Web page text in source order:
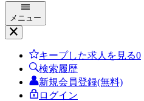
メニュー
キープした求人を見る0
検索履歴
新規会員登録(無料)
ログイン